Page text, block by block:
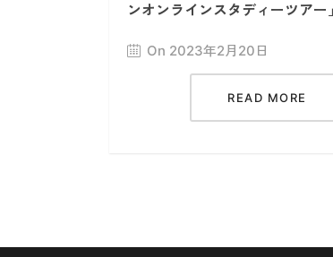
ンオンラインスタディーツアー
On 2023年2月20日
READ MORE